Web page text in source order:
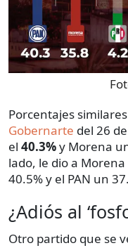
Porcentajes
Gobernarte del 26
el 40.3%y Morena
lado, le dio a
40.5% y el PAN un
¿Adiós al
Otro partido que se